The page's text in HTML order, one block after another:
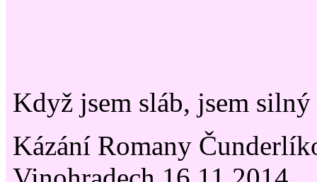
Když jsem sláb, jsem silný
Kázání Romany